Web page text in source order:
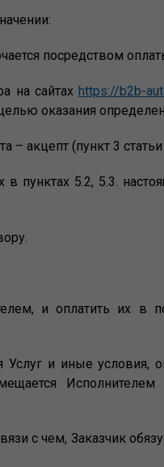
посредством
на сайтах https://b2b-
оказания
– акцепт (пункт 3
пунктах 5.2, 5.3.
и оплатить их в
Услуг и иные условия,
Исполнителем
с чем, Заказчик